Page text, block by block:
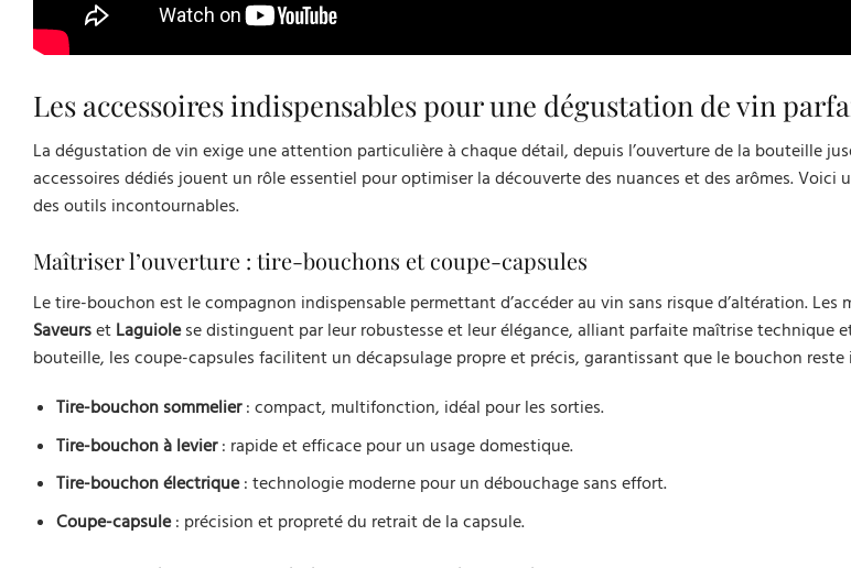
Les accessoires indispensables pour une dégustation de vin
La dégustation de vin exige une attention particulière à chaque détail, depuis l’ouverture de la bouteille
accessoires dédiés jouent un rôle essentiel pour optimiser la découverte des nuances et des arômes. Voici
des outils incontournables.
Maîtriser l’ouverture : tire-bouchons et coupe-capsules
Le tire-bouchon est le compagnon indispensable permettant d’accéder au vin sans risque d’altération. Les
Saveurset Laguiolese distinguent par leur robustesse et leur élégance, alliant parfaite maîtrise technique
bouteille, les coupe-capsules facilitent un décapsulage propre et précis, garantissant que le bouchon
Tire-bouchon sommelier: compact, multifonction, idéal pour les sorties.
Tire-bouchon à levier: rapide et efficace pour un usage domestique.
Tire-bouchon électrique: technologie moderne pour un débouchage sans effort.
Coupe-capsule: précision et propreté du retrait de la capsule.